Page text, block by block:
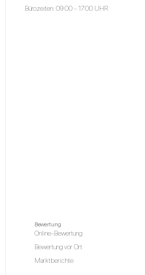
Bürozeiten: 09:00 - 17:00 UHR
Bewertung
Online-Bewertung
Bewertung vor Ort
Marktberichte